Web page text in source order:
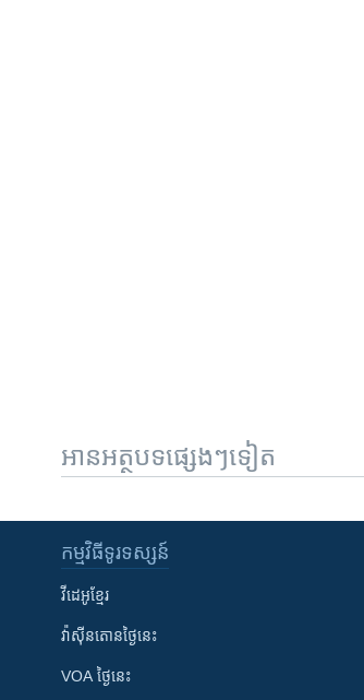
អានអត្ថបទផ្សេងៗទៀត
កម្មវិធី​ទូរទស្សន៍
វីដេអូ​ខ្មែរ
វ៉ាស៊ីនតោន​ថ្ងៃ​នេះ
VOA ថ្ងៃនេះ